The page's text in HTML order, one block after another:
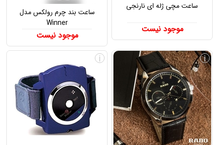
ساعت مچی ژله ای نارنجی
موجود نیست
ساعت بند چرم رولکس مدل
Winner
موجود نیست
i
i